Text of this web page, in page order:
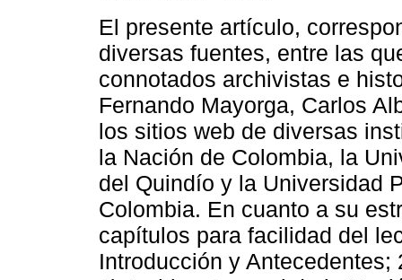
El presente artículo,
diversas fuentes, entre las
connotados archivistas e
Fernando Mayorga, Carlos
los sitios web de diversas
la Nación de Colombia, la
del Quindío y la Universidad
Colombia. En cuanto a su
capítulos para facilidad del
Introducción y